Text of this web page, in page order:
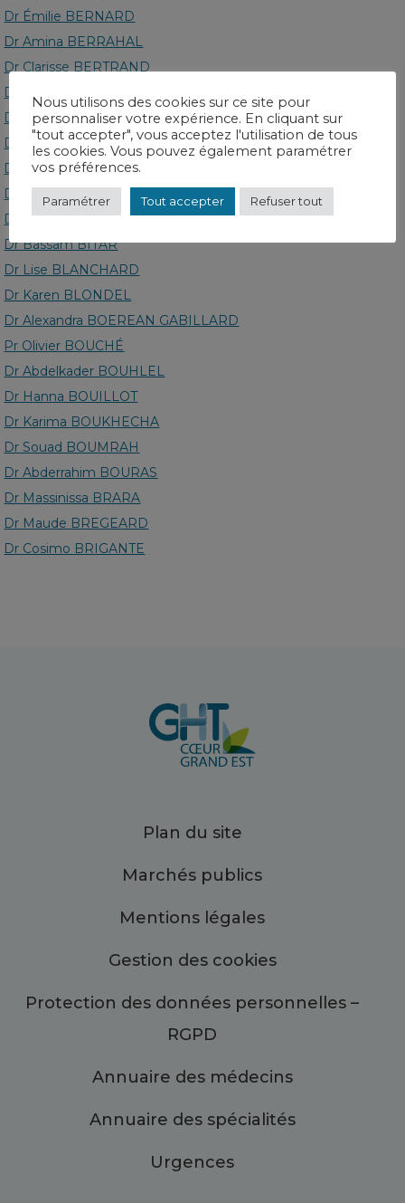
Dr Émilie BERNARD
Dr Amina BERRAHAL
Dr Clarisse BERTRAND
Dr Mohammed BEYADH
Dr Mourad BICHIKHI
Dr Gérard BIGIRINDAVYI
Dr Elodie BILLARD
Dr Philippe BINEAU
Dr Annick BINEAU JORISSE
Dr Bassam BITAR
Dr Lise BLANCHARD
Dr Karen BLONDEL
Dr Alexandra BOEREAN GABILLARD
Pr Olivier BOUCHÉ
Dr Abdelkader BOUHLEL
Dr Hanna BOUILLOT
Dr Karima BOUKHECHA
Dr Souad BOUMRAH
Dr Abderrahim BOURAS
Dr Massinissa BRARA
Dr Maude BREGEARD
Dr Cosimo BRIGANTE
Plan du site
Marchés publics
Mentions légales
Gestion des cookies
Protection des données personnelles –
RGPD
Annuaire des médecins
Annuaire des spécialités
Urgences
Nous utilisons des cookies sur ce site pour
personnaliser votre expérience. En cliquant sur
"tout accepter", vous acceptez l'utilisation de tous
les cookies. Vous pouvez également paramétrer
vos préférences.
Paramétrer Tout accepter Refuser tout